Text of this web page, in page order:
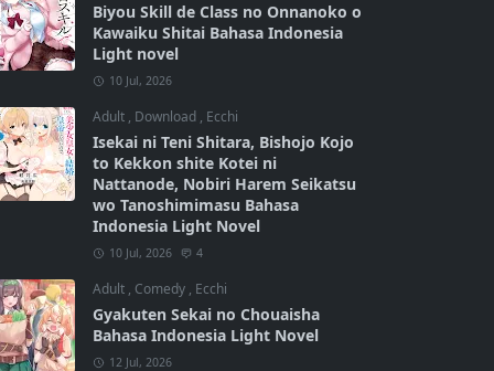
Biyou Skill de Class no Onnanoko o
Kawaiku Shitai Bahasa Indonesia
Light novel
10 Jul, 2026
Adult , Download , Ecchi
Isekai ni Teni Shitara, Bishojo Kojo
to Kekkon shite Kotei ni
Nattanode, Nobiri Harem Seikatsu
wo Tanoshimimasu Bahasa
Indonesia Light Novel
10 Jul, 2026 4
Adult , Comedy , Ecchi
Gyakuten Sekai no Chouaisha
Bahasa Indonesia Light Novel
12 Jul, 2026